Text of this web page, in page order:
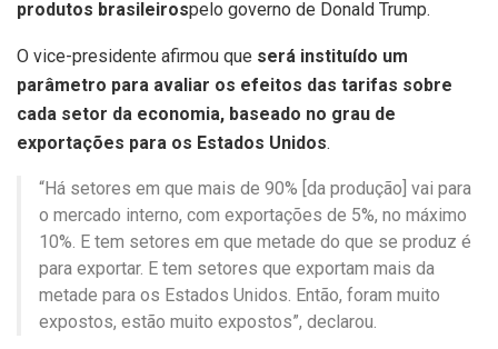
produtos brasileirospelo governo de Donald Trump.
O vice-presidente afirmou que será instituído um
parâmetro para avaliar os efeitos das tarifas sobre
cada setor da economia, baseado no grau de
exportações para os Estados Unidos.
“Há setores em que mais de 90% [da produção] vai para
o mercado interno, com exportações de 5%, no máximo
10%. E tem setores em que metade do que se produz é
para exportar. E tem setores que exportam mais da
metade para os Estados Unidos. Então, foram muito
expostos, estão muito expostos”, declarou.